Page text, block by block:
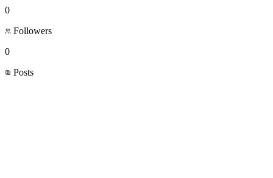
0
Followers
0
Posts